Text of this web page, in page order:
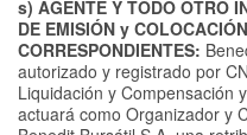
s) AGENTE Y TODO OTRO
DE EMISIÓN y
CORRESPONDIENTES:
autorizado y registrado por
Liquidación y Compensación
actuará como Organizador y